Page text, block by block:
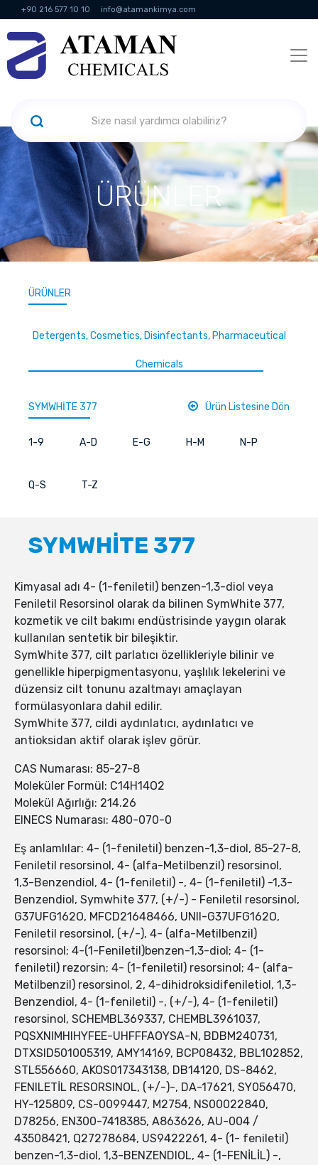
+90 216 577 10 10 info@atamankimya.com
KVKK Politikası Bilgi Toplumu Hizmetleri
ÜRÜNLER
ÜRÜNLER
Detergents, Cosmetics, Disinfectants, Pharmaceutical
Chemicals
SYMWHİTE 377 Ürün Listesine Dön
1-9 A-D E-G H-M N-P
Q-S T-Z
SYMWHİTE 377
Kimyasal adı 4- (1-feniletil) benzen-1,3-diol veya
Feniletil Resorsinol olarak da bilinen SymWhite 377,
kozmetik ve cilt bakımı endüstrisinde yaygın olarak
kullanılan sentetik bir bileşiktir.
SymWhite 377, cilt parlatıcı özellikleriyle bilinir ve
genellikle hiperpigmentasyonu, yaşlılık lekelerini ve
düzensiz cilt tonunu azaltmayı amaçlayan
formülasyonlara dahil edilir.
SymWhite 377, cildi aydınlatıcı, aydınlatıcı ve
antioksidan aktif olarak işlev görür.
CAS Numarası: 85-27-8
Moleküler Formül: C14H14O2
Molekül Ağırlığı: 214.26
EINECS Numarası: 480-070-0
Eş anlamlılar: 4- (1-feniletil) benzen-1,3-diol, 85-27-8,
Feniletil resorsinol, 4- (alfa-Metilbenzil) resorsinol,
1,3-Benzendiol, 4- (1-feniletil) -, 4- (1-feniletil) -1,3-
Benzendiol, Symwhite 377, (+/-) - Feniletil resorsinol,
G37UFG162O, MFCD21648466, UNII-G37UFG162O,
Feniletil resorsinol, (+/-), 4- (alfa-Metilbenzil)
resorsinol; 4-(1-Feniletil)benzen-1,3-diol; 4- (1-
feniletil) rezorsin; 4- (1-feniletil) resorsinol; 4- (alfa-
Metilbenzil) resorsinol, 2, 4-dihidroksidifeniletiol, 1,3-
Benzendiol, 4- (1-feniletil) -, (+/-), 4- (1-feniletil)
resorsinol, SCHEMBL369337, CHEMBL3961037,
PQSXNIMHIHYFEE-UHFFFAOYSA-N, BDBM240731,
DTXSID501005319, AMY14169, BCP08432, BBL102852,
STL556660, AKOS017343138, DB14120, DS-8462,
FENILETİL RESORSINOL, (+/-)-, DA-17621, SY056470,
HY-125809, CS-0099447, M2754, NS00022840,
D78256, EN300-7418385, A863626, AU-004 /
43508421, Q27278684, US9422261, 4- (1- feniletil)
benzen-1,3-diol, 1,3-BENZENDIOL, 4- (1-FENİLİL) -,